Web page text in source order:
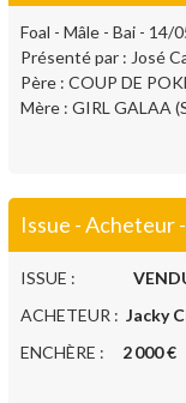
Foal - Mâle - Bai - 14/
Présenté par : José
Père : COUP DE
Mère : GIRL GALAA
Issue - Acheteur
ISSUE :
ACHETEUR : Jacky
ENCHÈRE : 2 000 €